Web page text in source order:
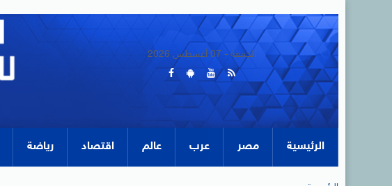
الجمعة - 07 أغسطس 2026
الرئيسية مصر عرب عالم اقتصاد رياضة